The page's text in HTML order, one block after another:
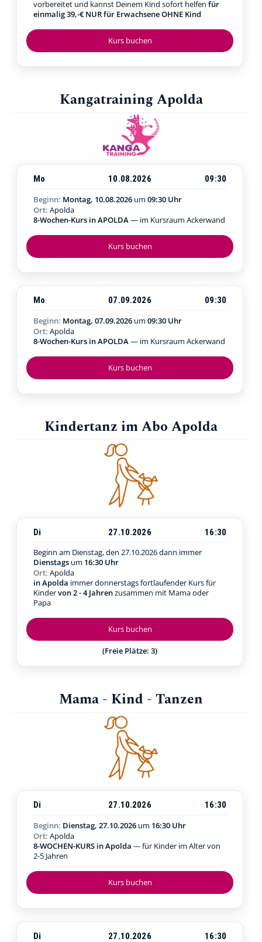
Kurs buchen
vorbereitet und kannst Deinem Kind sofort helfen für
einmalig 39,-€ NUR für Erwachsene OHNE Kind
Kangatraining Apolda
Kurs buchen
Mo 10.08.2026
09:30
Beginn: Montag, 10.08.2026 um 09:30 Uhr
Ort: Apolda
8-Wochen-Kurs in APOLDA— im Kursraum Ackerwand
Kurs buchen
Mo 07.09.2026
09:30
Beginn: Montag, 07.09.2026 um 09:30 Uhr
Ort: Apolda
8-Wochen-Kurs in APOLDA— im Kursraum Ackerwand
Kindertanz im Abo Apolda
Kurs buchen
(Freie Plätze: 3)
Di 27.10.2026
16:30
Beginn am Dienstag, den 27.10.2026dann immer
Dienstags um 16:30 Uhr
Ort: Apolda
in Apolda immer donnerstags fortlaufender Kurs für
Kindervon 2 - 4 Jahrenzusammen mit Mama oder
Papa
Mama - Kind - Tanzen
Kurs buchen
Di 27.10.2026
16:30
Beginn: Dienstag, 27.10.2026 um 16:30 Uhr
Ort: Apolda
8-WOCHEN-KURS in Apolda --- für Kinder im Alter von
2-5 Jahren
Di 27.10.2026
16:30